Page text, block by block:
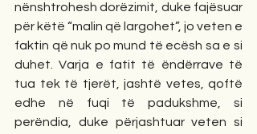
nënshtrohesh dorëzimit, duke fajësuar
për këtë “malin që largohet”, jo veten e
faktin që nuk po mund të ecësh sa e si
duhet. Varja e fatit të ëndërrave të
tua tek të tjerët, jashtë vetes, qoftë
edhe në fuqi të padukshme, si
perëndia, duke përjashtuar veten si